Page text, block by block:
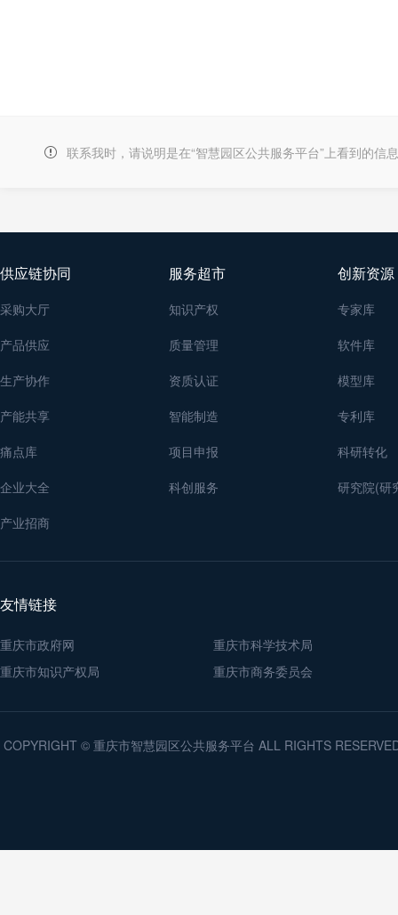
联系我时，请说明是在“智慧园区公共服务平台”上看到的信
供应链协同
采购大厅
产品供应
生产协作
产能共享
痛点库
企业大全
产业招商
服务超市
知识产权
质量管理
资质认证
智能制造
项目申报
科创服务
创新资源
专家库
软件库
模型库
专利库
科研转化
研究院(研
友情链接
重庆市政府网
重庆市科学技术局
重庆市知识产权局
重庆市商务委员会
COPYRIGHT © 重庆市智慧园区公共服务平台 ALL RIGHTS